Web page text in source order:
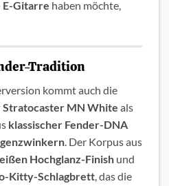
E-Gitarre haben möchte,
Tradition
kommt auch die
MN White als
klassischer Fender-DNA
. Der Korpus aus
Hochglanz-Finish und
Kitty-Schlagbrett, das die